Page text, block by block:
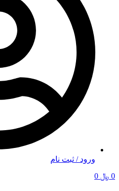
ورود / ثبت نام
0 ﷼ 0